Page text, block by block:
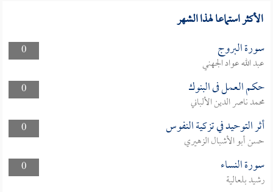
الأكثر استماعا لهذا الشهر
0 سورة البروج
عبد الله عواد الجهني
0
حكم العمل فى البنوك
محمد ناصر الدين الألباني
0
أثر التوحيد في تزكية النفوس
حسن أبو الأشبال الزهيري
0
سورة النساء
رشيد بلعالية